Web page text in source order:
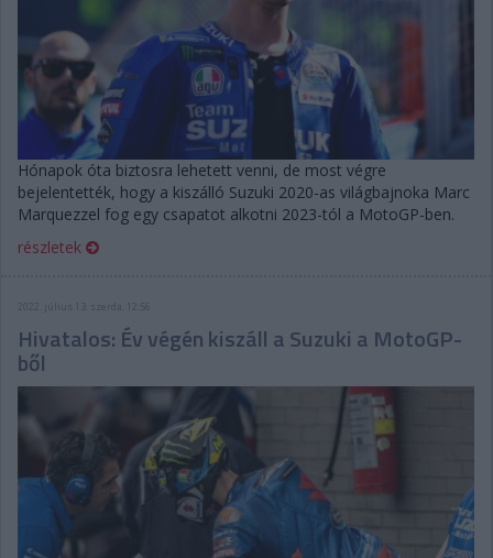
Hónapok óta biztosra lehetett venni, de most végre
bejelentették, hogy a kiszálló Suzuki 2020-as világbajnoka Marc
Marquezzel fog egy csapatot alkotni 2023-tól a MotoGP-ben.
részletek
2022. július 13. szerda, 12:56
Hivatalos: Év végén kiszáll a Suzuki a MotoGP-
ből